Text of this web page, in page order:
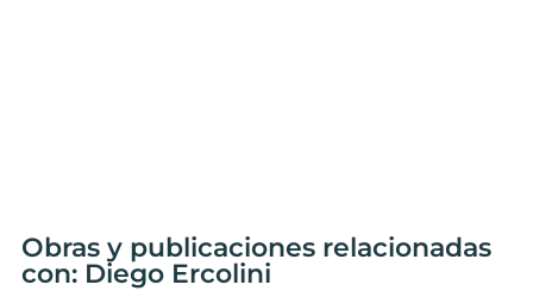
Obras y publicaciones relacionadas
con: Diego Ercolini